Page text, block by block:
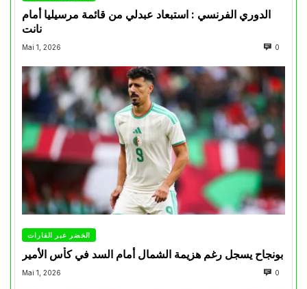
الدوري الفرنسي : استبعاد عبدلي من قائمة مرسيليا أمام
نانت
Mai 1, 2026 0
الخضر عبر القارات
بونجاح يسجل رغم هزيمة الشمال أمام السد في كأس الأمير
Mai 1, 2026 0